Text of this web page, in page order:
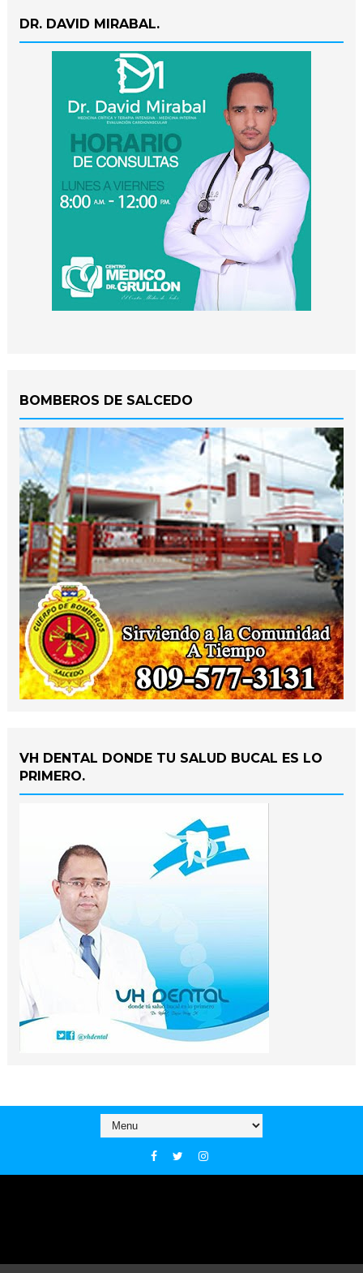
DR. DAVID MIRABAL.
BOMBEROS DE SALCEDO
VH DENTAL DONDE TU SALUD BUCAL ES LO
PRIMERO.